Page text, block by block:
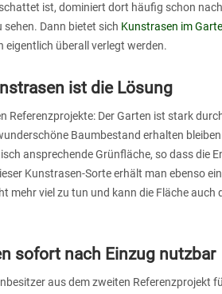
ist, dominiert dort häufig schon
Dann bietet sich Kunstrasen im
überall verlegt werden.
ist die Lösung
Referenzprojekte: Der Garten ist stark
Baumbestand erhalten
ansprechende Grünfläche, so dass die
Kunstrasen-Sorte erhält man ebenso
mehr viel zu tun und kann die Fläche auch
sofort nach Einzug nutzbar
aus dem zweiten Referenzprojekt